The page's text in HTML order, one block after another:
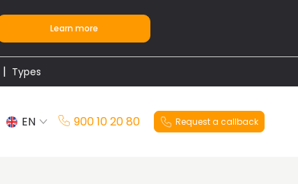
Learn more
Types
EN
900 10 20 80 Request a callback